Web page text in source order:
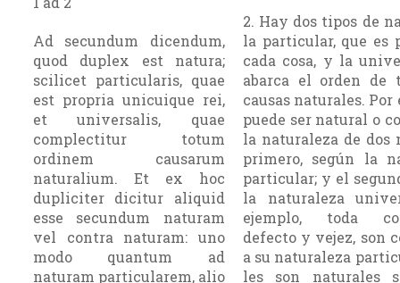
Ad secundum dicendum,
quod duplex est natura;
scilicet particularis, quae
est propria unicuique rei,
et universalis, quae
complectitur totum
ordinem causarum
naturalium. Et ex hoc
dupliciter dicitur aliquid
esse secundum naturam
vel contra naturam: uno
modo quantum ad
naturam particularem, alio
2. Hay dos tipos de
la particular, que es
cada cosa, y la
abarca el orden de
causas naturales. Por
puede ser natural o
la naturaleza de dos
primero, según la
particular; y el
la naturaleza
ejemplo, toda
defecto y vejez, son
a su naturaleza
les son naturales